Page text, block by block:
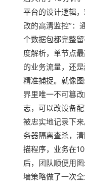
平台的设计逻辑
改的高清监控”：
个数据包都完整
度解析，单节点
的业务流量，还
精准捕捉。就像
界里唯一不可篡
志，可以改设备
被忠实地记录下
务器隔离查杀，
描程序，业务在
后，团队顺便用
墙策略做了一次